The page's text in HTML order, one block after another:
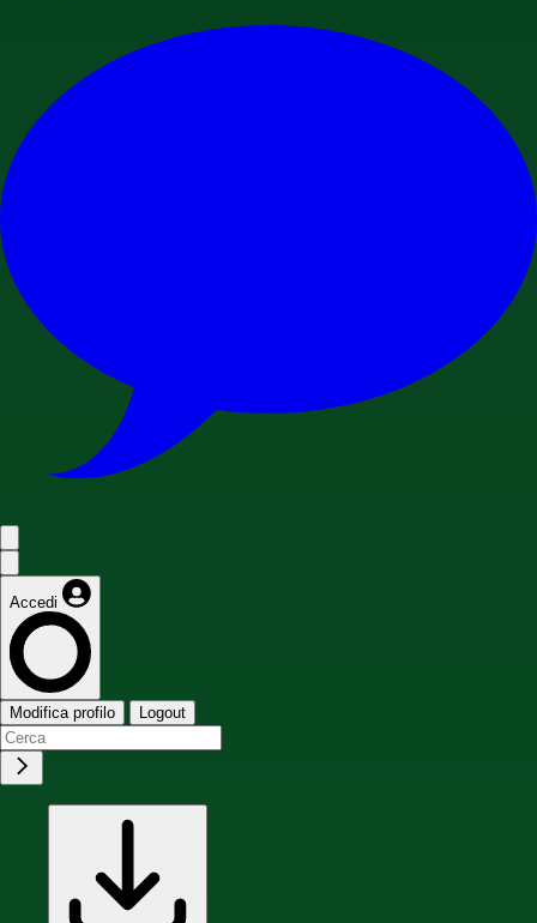
Accedi
Modifica profilo Logout